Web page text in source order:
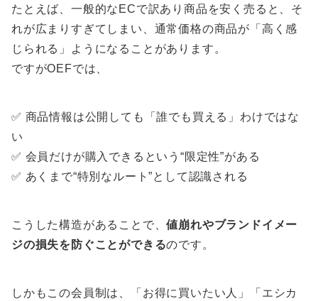
たとえば、一般的なECで訳あり商品を安く売ると、そ
れが広まりすぎてしまい、通常価格の商品が「高く感
じられる」ようになることがあります。
ですがOEFでは、
✅ 商品情報は公開しても「誰でも買える」わけではな
い
✅ 会員だけが購入できるという“限定性”がある
✅ あくまで“特別なルート”として認識される
こうした構造があることで、値崩れやブランドイメー
ジの損失を防ぐことができるのです。
しかもこの会員制は、「お得に買いたい人」「エシカ